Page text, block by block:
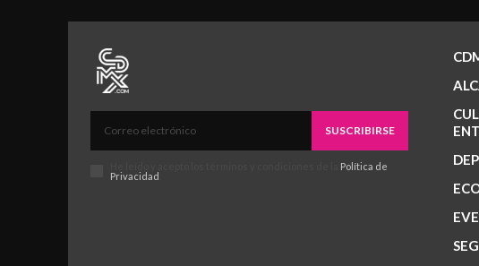
SUSCRIBIRSE
Política de
Privacidad